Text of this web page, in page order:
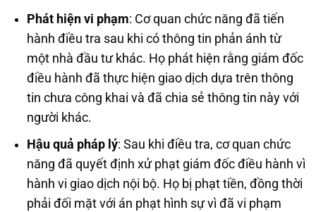
Phát hiện vi phạm: Cơ quan chức năng đã tiến
hành điều tra sau khi có thông tin phản ánh từ
một nhà đầu tư khác. Họ phát hiện rằng giám đốc
điều hành đã thực hiện giao dịch dựa trên thông
tin chưa công khai và đã chia sẻ thông tin này với
người khác.
Hậu quả pháp lý: Sau khi điều tra, cơ quan chức
năng đã quyết định xử phạt giám đốc điều hành vì
hành vi giao dịch nội bộ. Họ bị phạt tiền, đồng thời
phải đối mặt với án phạt hình sự vì đã vi phạm